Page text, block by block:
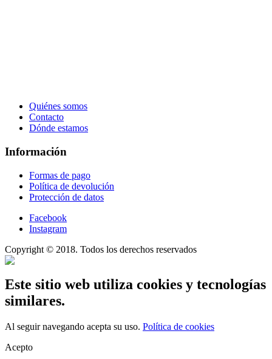
Quiénes somos
Contacto
Dónde estamos
Información
Formas de pago
Política de devolución
Protección de datos
Facebook
Instagram
Copyright © 2018. Todos los derechos reservados
Este sitio web utiliza cookies y tecnologías
similares.
Al seguir navegando acepta su uso. Política de cookies
Acepto